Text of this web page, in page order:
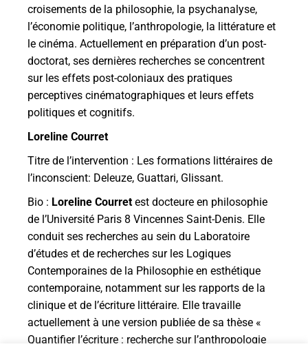
croisements de la philosophie, la psychanalyse,
l’économie politique, l’anthropologie, la littérature et
le cinéma. Actuellement en préparation d’un post-
doctorat, ses dernières recherches se concentrent
sur les effets post-coloniaux des pratiques
perceptives cinématographiques et leurs effets
politiques et cognitifs.
Loreline Courret
Titre de l’intervention : Les formations littéraires de
l’inconscient: Deleuze, Guattari, Glissant.
Bio : Loreline Courret est docteure en philosophie
de l’Université Paris 8 Vincennes Saint-Denis. Elle
conduit ses recherches au sein du Laboratoire
d’études et de recherches sur les Logiques
Contemporaines de la Philosophie en esthétique
contemporaine, notamment sur les rapports de la
clinique et de l’écriture littéraire. Elle travaille
actuellement à une version publiée de sa thèse «
Quantifier l’écriture : recherche sur l’anthropologie